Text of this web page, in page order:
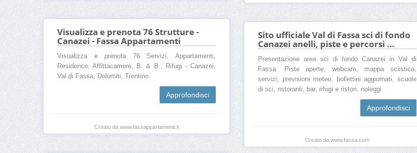
Visualizza e prenota 76 Strutture -
Canazei - Fassa Appartamenti
Visualizza e prenota 76 Servizi, Appartamenti,
Residence, Affittacamere, B. & B., Rifugi - Canazei,
Val di Fassa, Dolomiti, Trentino.
Approfondisci
Creato da www.fassappartamenti.it
Sito ufficiale Val di Fassa sci di fondo
Canazei anelli, piste e percorsi ...
Presentazione area sci di fondo Canazei in Val di
Fassa. Piste aperte, webcam, mappa sciistica,
servizi, previsioni meteo, bollettini aggiornati, scuole
di sci, ristoranti, bar, rifugi e ristori, noleggi.
Approfondisci
Creato da www.fassa.com